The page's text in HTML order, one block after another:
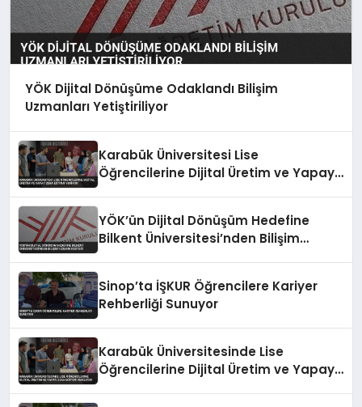
YÖK Dijital Dönüşüme Odaklandı Bilişim
Uzmanları Yetiştiriliyor
Karabük Üniversitesi Lise
Öğrencilerine Dijital Üretim ve Yapay
YÖK’ün Dijital Dönüşüm Hedefine
Bilkent Üniversitesi’nden Bilişim
Sinop’ta İŞKUR Öğrencilere Kariyer
Rehberliği Sunuyor
Karabük Üniversitesinde Lise
Öğrencilerine Dijital Üretim ve Yapay